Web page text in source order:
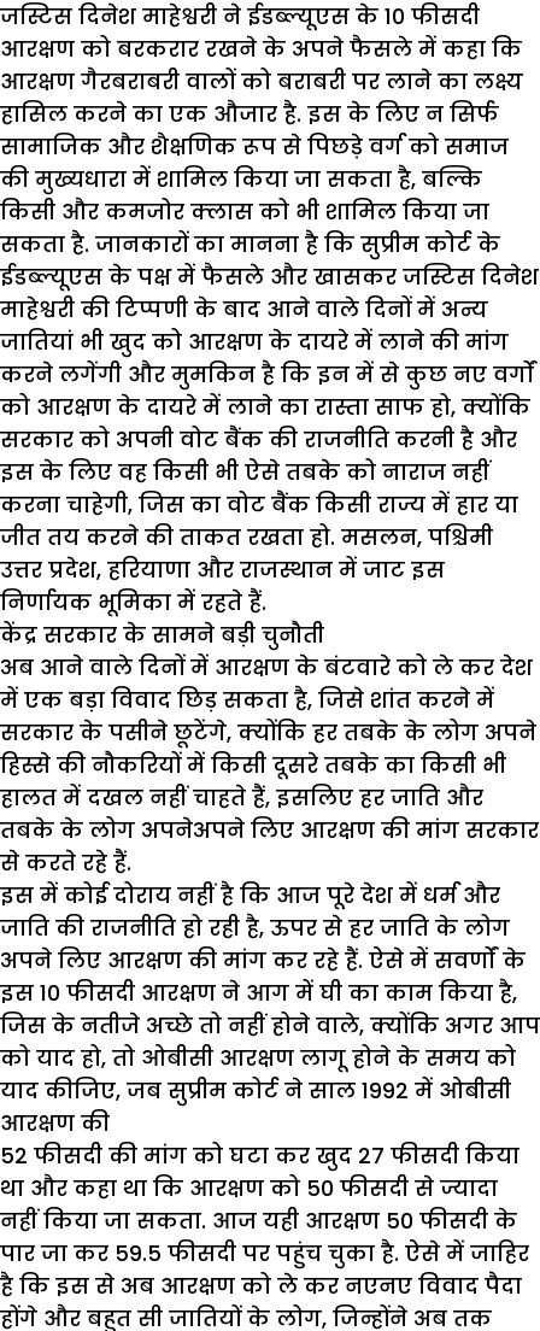
जस्टिस दिनेश माहेश्वरी ने ईडब्ल्यूएस के 10 फीसदी
आरक्षण को बरकरार रखने के अपने फैसले में कहा कि
आरक्षण गैरबराबरी वालों को बराबरी पर लाने का लक्ष्य
हासिल करने का एक औजार है. इस के लिए न सिर्फ
सामाजिक और शैक्षणिक रूप से पिछड़े वर्ग को समाज
की मुख्यधारा में शामिल किया जा सकता है, बल्कि
किसी और कमजोर क्लास को भी शामिल किया जा
सकता है. जानकारों का मानना है कि सुप्रीम कोर्ट के
ईडब्ल्यूएस के पक्ष में फैसले और खासकर जस्टिस दिनेश
माहेश्वरी की टिप्पणी के बाद आने वाले दिनों में अन्य
जातियां भी खुद को आरक्षण के दायरे में लाने की मांग
करने लगेंगी और मुमकिन है कि इन में से कुछ नए वर्गों
को आरक्षण के दायरे में लाने का रास्ता साफ हो, क्योंकि
सरकार को अपनी वोट बैंक की राजनीति करनी है और
इस के लिए वह किसी भी ऐसे तबके को नाराज नहीं
करना चाहेगी, जिस का वोट बैंक किसी राज्य में हार या
जीत तय करने की ताकत रखता हो. मसलन, पश्चिमी
उत्तर प्रदेश, हरियाणा और राजस्थान में जाट इस
निर्णायक भूमिका में रहते हैं.
केंद्र सरकार के सामने बड़ी चुनौती
अब आने वाले दिनों में आरक्षण के बंटवारे को ले कर देश
में एक बड़ा विवाद छिड़ सकता है, जिसे शांत करने में
सरकार के पसीने छूटेंगे, क्योंकि हर तबके के लोग अपने
हिस्से की नौकरियों में किसी दूसरे तबके का किसी भी
हालत में दखल नहीं चाहते हैं, इसलिए हर जाति और
तबके के लोग अपनेअपने लिए आरक्षण की मांग सरकार
से करते रहे हैं.
इस में कोई दोराय नहीं है कि आज पूरे देश में धर्म और
जाति की राजनीति हो रही है, ऊपर से हर जाति के लोग
अपने लिए आरक्षण की मांग कर रहे हैं. ऐसे में सवर्णों के
इस 10 फीसदी आरक्षण ने आग में घी का काम किया है,
जिस के नतीजे अच्छे तो नहीं होने वाले, क्योंकि अगर आप
को याद हो, तो ओबीसी आरक्षण लागू होने के समय को
याद कीजिए, जब सुप्रीम कोर्ट ने साल 1992 में ओबीसी
आरक्षण की
52 फीसदी की मांग को घटा कर खुद 27 फीसदी किया
था और कहा था कि आरक्षण को 50 फीसदी से ज्यादा
नहीं किया जा सकता. आज यही आरक्षण 50 फीसदी के
पार जा कर 59.5 फीसदी पर पहुंच चुका है. ऐसे में जाहिर
है कि इस से अब आरक्षण को ले कर नएनए विवाद पैदा
होंगे और बहुत सी जातियों के लोग, जिन्होंने अब तक